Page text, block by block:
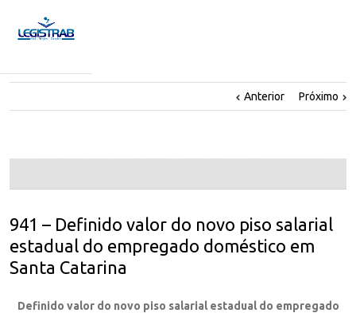
Anterior Próximo
941 – Definido valor do novo piso salarial
estadual do empregado doméstico em
Santa Catarina
Definido valor do novo piso salarial estadual do empregado